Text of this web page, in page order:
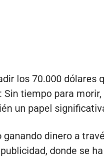
los 70.000 dólares
Sin tiempo para
un papel
dinero a
donde se